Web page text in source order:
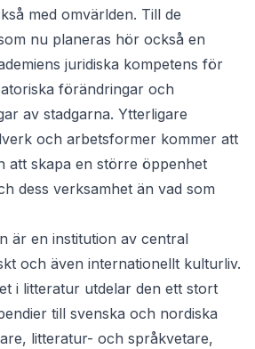
med omvärlden. Till de
nu planeras hör också en
juridiska kompetens för
förändringar och
av stadgarna. Ytterligare
och arbetsformer kommer att
att skapa en större öppenhet
dess verksamhet än vad som
är en institution av central
och även internationellt kulturliv.
i litteratur utdelar den ett stort
till svenska och nordiska
litteratur- och språkvetare,